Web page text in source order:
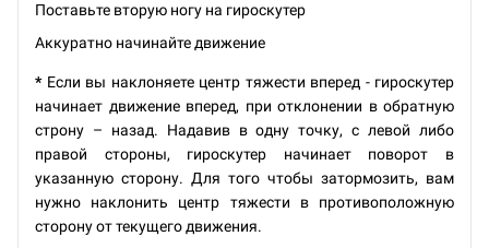
Поставьте вторую ногу на гироскутер
Аккуратно начинайте движение
* Если вы наклоняете центр тяжести вперед - гироскутер
начинает движение вперед, при отклонении в обратную
строну – назад. Надавив в одну точку, с левой либо
правой стороны, гироскутер начинает поворот в
указанную сторону. Для того чтобы затормозить, вам
нужно наклонить центр тяжести в противоположную
сторону от текущего движения.